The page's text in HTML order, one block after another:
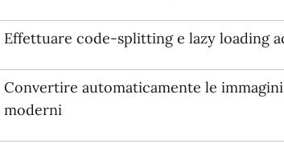
Effettuare code-splitting e lazy loading
Convertire automaticamente le
moderni